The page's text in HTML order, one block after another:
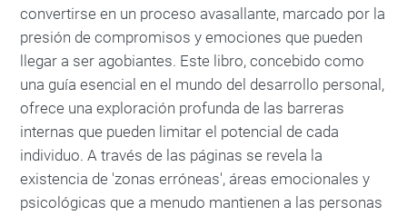
convertirse en un proceso avasallante, marcado por la
presión de compromisos y emociones que pueden
llegar a ser agobiantes. Este libro, concebido como
una guía esencial en el mundo del desarrollo personal,
ofrece una exploración profunda de las barreras
internas que pueden limitar el potencial de cada
individuo. A través de las páginas se revela la
existencia de 'zonas erróneas', áreas emocionales y
psicológicas que a menudo mantienen a las personas